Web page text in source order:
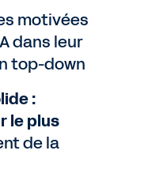
motivées
dans leur
top-down
:
le plus
de la